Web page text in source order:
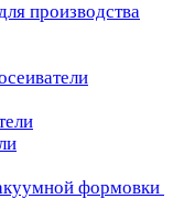
производства
формовки